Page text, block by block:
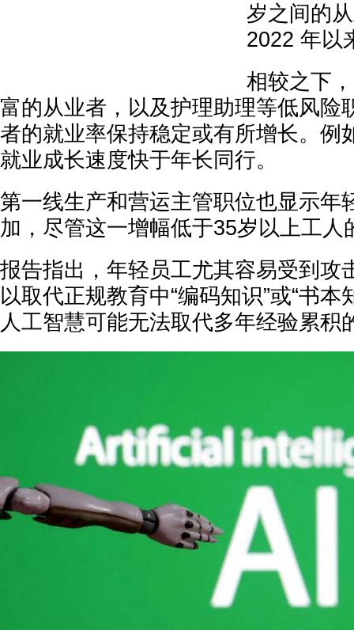
岁之间的
2022 年以
相较之下
富的从业者，以及护理助理等低风险
者的就业率保持稳定或有所增长。例
就业成长速度快于年长同行。
第一线生产和营运主管职位也显示年
加，尽管这一增幅低于35岁以上工人
报告指出，年轻员工尤其容易受到攻
以取代正规教育中“编码知识”或“书本
人工智慧可能无法取代多年经验累积